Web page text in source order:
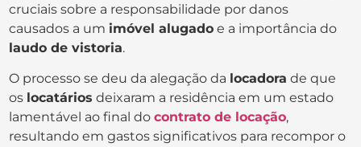
cruciais sobre a responsabilidade por danos
causados a um imóvel alugado e a importância do
laudo de vistoria.
O processo se deu da alegação da locadora de que
os locatários deixaram a residência em um estado
lamentável ao final docontrato de locação,
resultando em gastos significativos para recompor o